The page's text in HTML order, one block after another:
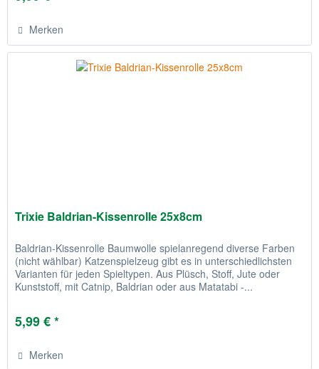
Merken
Trixie Baldrian-Kissenrolle 25x8cm
Baldrian-Kissenrolle Baumwolle spielanregend diverse Farben
(nicht wählbar) Katzenspielzeug gibt es in unterschiedlichsten
Varianten für jeden Spieltypen. Aus Plüsch, Stoff, Jute oder
Kunststoff, mit Catnip, Baldrian oder aus Matatabi -...
5,99 € *
Merken